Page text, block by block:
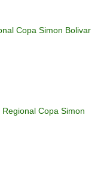
Copa Simon Bolivar
Copa Simon